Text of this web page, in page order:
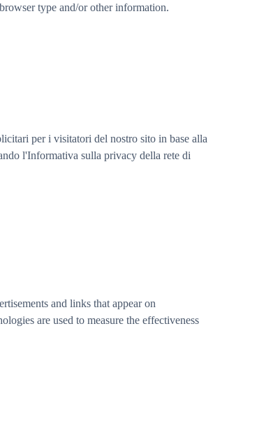
type and/or other information.
per i visitatori del nostro sito in base alla
l'Informativa sulla privacy della rete di
and links that appear on
are used to measure the effectiveness